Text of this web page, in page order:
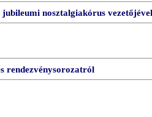
nosztalgiakórus
rendezvénysorozatról